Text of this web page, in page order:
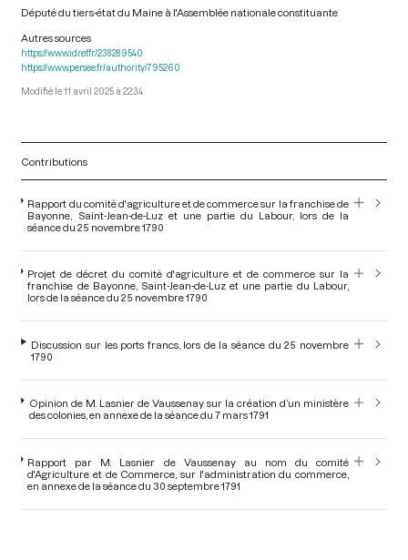
Député du tiers-état du Maine à l'Assemblée nationale constituante
Autres sources
https://www.idref.fr/238289540
https://www.persee.fr/authority/795260
11 avril 2025 à 22:34
Contributions
Rapport du comité d'agriculture et de commerce sur la franchise de
Bayonne, Saint-Jean-de-Luz et une partie du Labour, lors de la
séance du 25 novembre 1790
Projet de décret du comité d'agriculture et de commerce sur la
franchise de Bayonne, Saint-Jean-de-Luz et une partie du Labour,
lors de la séance du 25 novembre 1790
Discussion sur les ports francs, lors de la séance du 25 novembre
1790
Opinion de M. Lasnier de Vaussenay sur la création d’un ministère
des colonies, en annexe de la séance du 7 mars 1791
Rapport par M. Lasnier de Vaussenay au nom du comité
d'Agriculture et de Commerce, sur l'administration du commerce,
en annexe de la séance du 30 septembre 1791